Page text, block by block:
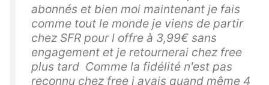
abonnés et bien moi maintenant je fais
comme tout le monde je viens de partir
chez SFR pour l offre à 3,99€ sans
engagement et je retournerai chez free
plus tard Comme la fidélité n'est pas
reconnu chez free j avais quand même 4